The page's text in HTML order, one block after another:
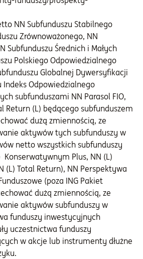
NN Subfunduszu Stabilnego
Zrównoważonego, NN
Subfunduszu Średnich i Małych
Polskiego Odpowiedzialnego
Globalnej Dywersyfikacji
Indeks Odpowiedzialnego
subfunduszami NN Parasol FIO,
Return (L) będącego subfunduszem
dużą zmiennością, ze
aktywów tych subfunduszy w
netto wszystkich subfunduszy
Konserwatywnym Plus, NN (L)
(L) Total Return), NN Perspektywa
(poza ING Pakiet
dużą zmiennością, ze
aktywów subfunduszy w
funduszy inwestycyjnych
uczestnictwa funduszy
w akcje lub instrumenty dłużne